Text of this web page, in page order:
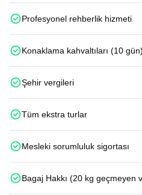
Profesyonel rehberlik hizmeti
Konaklama kahvaltıları (10 gün)
Şehir vergileri
Tüm ekstra turlar
Mesleki sorumluluk sigortası
Bagaj Hakkı (20 kg geçmeyen